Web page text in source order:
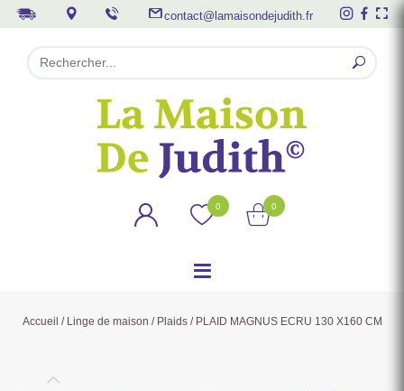
contact@lamaisondejudith.fr
0 0
Accueil / Linge de maison / Plaids/ PLAID MAGNUS ECRU 130 X160 CM